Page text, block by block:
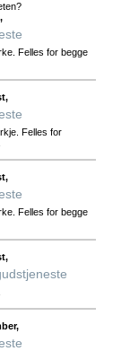
Felles for begge
Felles for
Felles for begge